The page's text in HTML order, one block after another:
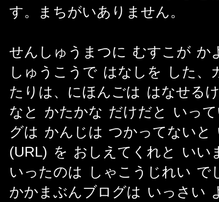
す。まちがいありません。
せんしゅうまつに むすこが か
しゅうこうで はなしを した
たりは、にほんごは はなせる
なと かたかな だけだと いっ
グは かんじは つかってないと
(URL) を おしえてくれと いい
いったのは しゃこうじれい で
かかまぶんブログは いっさい